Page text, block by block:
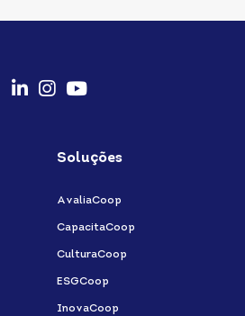
instagram
youtube
Soluções
AvaliaCoop
CapacitaCoop
CulturaCoop
ESGCoop
InovaCoop